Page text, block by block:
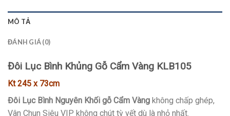
MÔ TẢ
ĐÁNH GIÁ (0)
Đôi Lục Bình Khủng Gỗ Cẩm Vàng KLB105
Kt 245 x 73cm
Đôi Lục Bình Nguyên Khối gỗ Cẩm Vàng không chấp ghép,
Vân Chun Siêu VIP không chút tỳ vết dù là nhỏ nhất.